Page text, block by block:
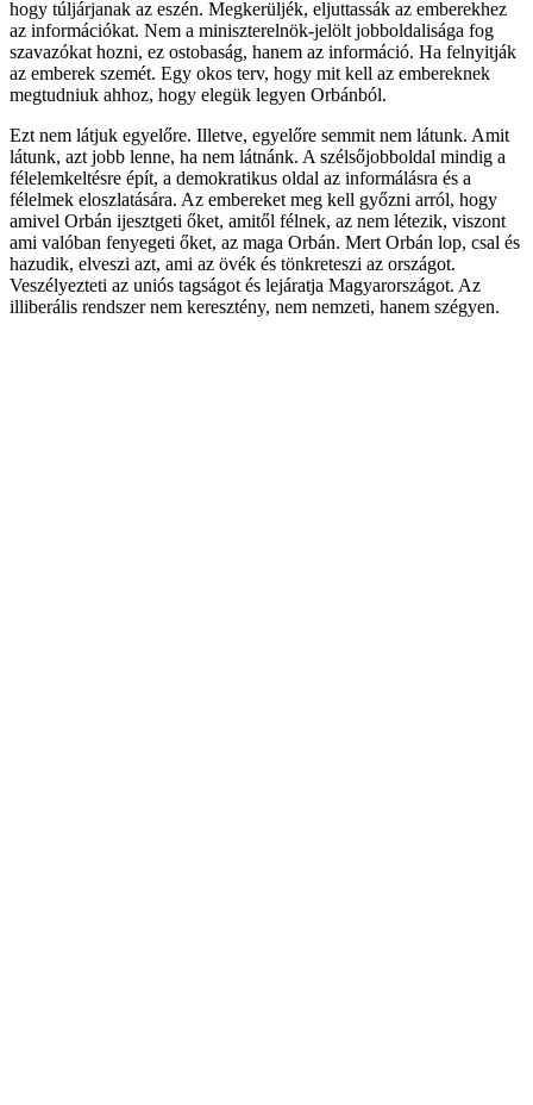
hogy túljárjanak az eszén. Megkerüljék, eljuttassák az emberekhez
az információkat. Nem a miniszterelnök-jelölt jobboldalisága fog
szavazókat hozni, ez ostobaság, hanem az információ. Ha felnyitják
az emberek szemét. Egy okos terv, hogy mit kell az embereknek
megtudniuk ahhoz, hogy elegük legyen Orbánból.
Ezt nem látjuk egyelőre. Illetve, egyelőre semmit nem látunk. Amit
látunk, azt jobb lenne, ha nem látnánk. A szélsőjobboldal mindig a
félelemkeltésre épít, a demokratikus oldal az informálásra és a
félelmek eloszlatására. Az embereket meg kell győzni arról, hogy
amivel Orbán ijesztgeti őket, amitől félnek, az nem létezik, viszont
ami valóban fenyegeti őket, az maga Orbán. Mert Orbán lop, csal és
hazudik, elveszi azt, ami az övék és tönkreteszi az országot.
Veszélyezteti az uniós tagságot és lejáratja Magyarországot. Az
illiberális rendszer nem keresztény, nem nemzeti, hanem szégyen.